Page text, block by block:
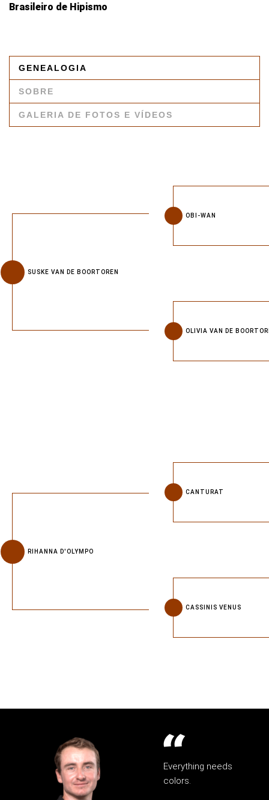
Brasileiro de Hipismo
GENEALOGIA
SOBRE
GALERIA DE FOTOS E VÍDEOS
SUSKE VAN DE BOORTOREN
RIHANNA D'OLYMPO
OBI-WAN
OLIVIA VAN DE
CANTURAT
CASSINIS VENUS
Everything needs
colors.